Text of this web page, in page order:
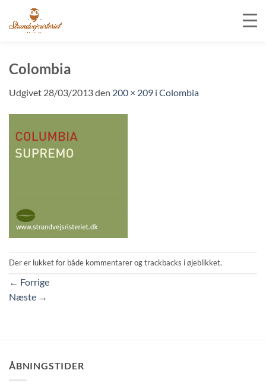
indhold
Colombia
Udgivet 28/03/2013den 200 × 209 i Colombia
Der er lukket for både kommentarer og trackbacks i øjeblikket.
← Forrige
Næste →
ÅBNINGSTIDER